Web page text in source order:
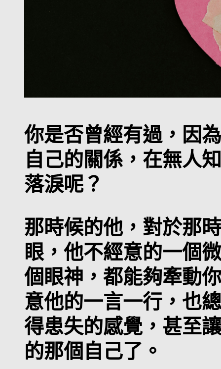
你是否曾經有過，因
自己的關係，在無人
落淚呢？
那時候的他，對於那
眼，他不經意的一個
個眼神，都能夠牽動
意他的一言一行，也
得患失的感覺，甚至
的那個自己了。